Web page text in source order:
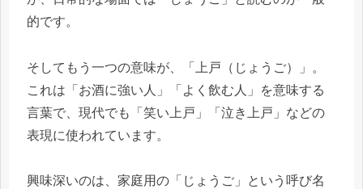
的です。
そしてもう一つの意味が、「上戸（じょうご）」。
これは「お酒に強い人」「よく飲む人」を意味する
言葉で、現代でも「笑い上戸」「泣き上戸」などの
表現に使われています。
興味深いのは、家庭用の「じょうご」という呼び名